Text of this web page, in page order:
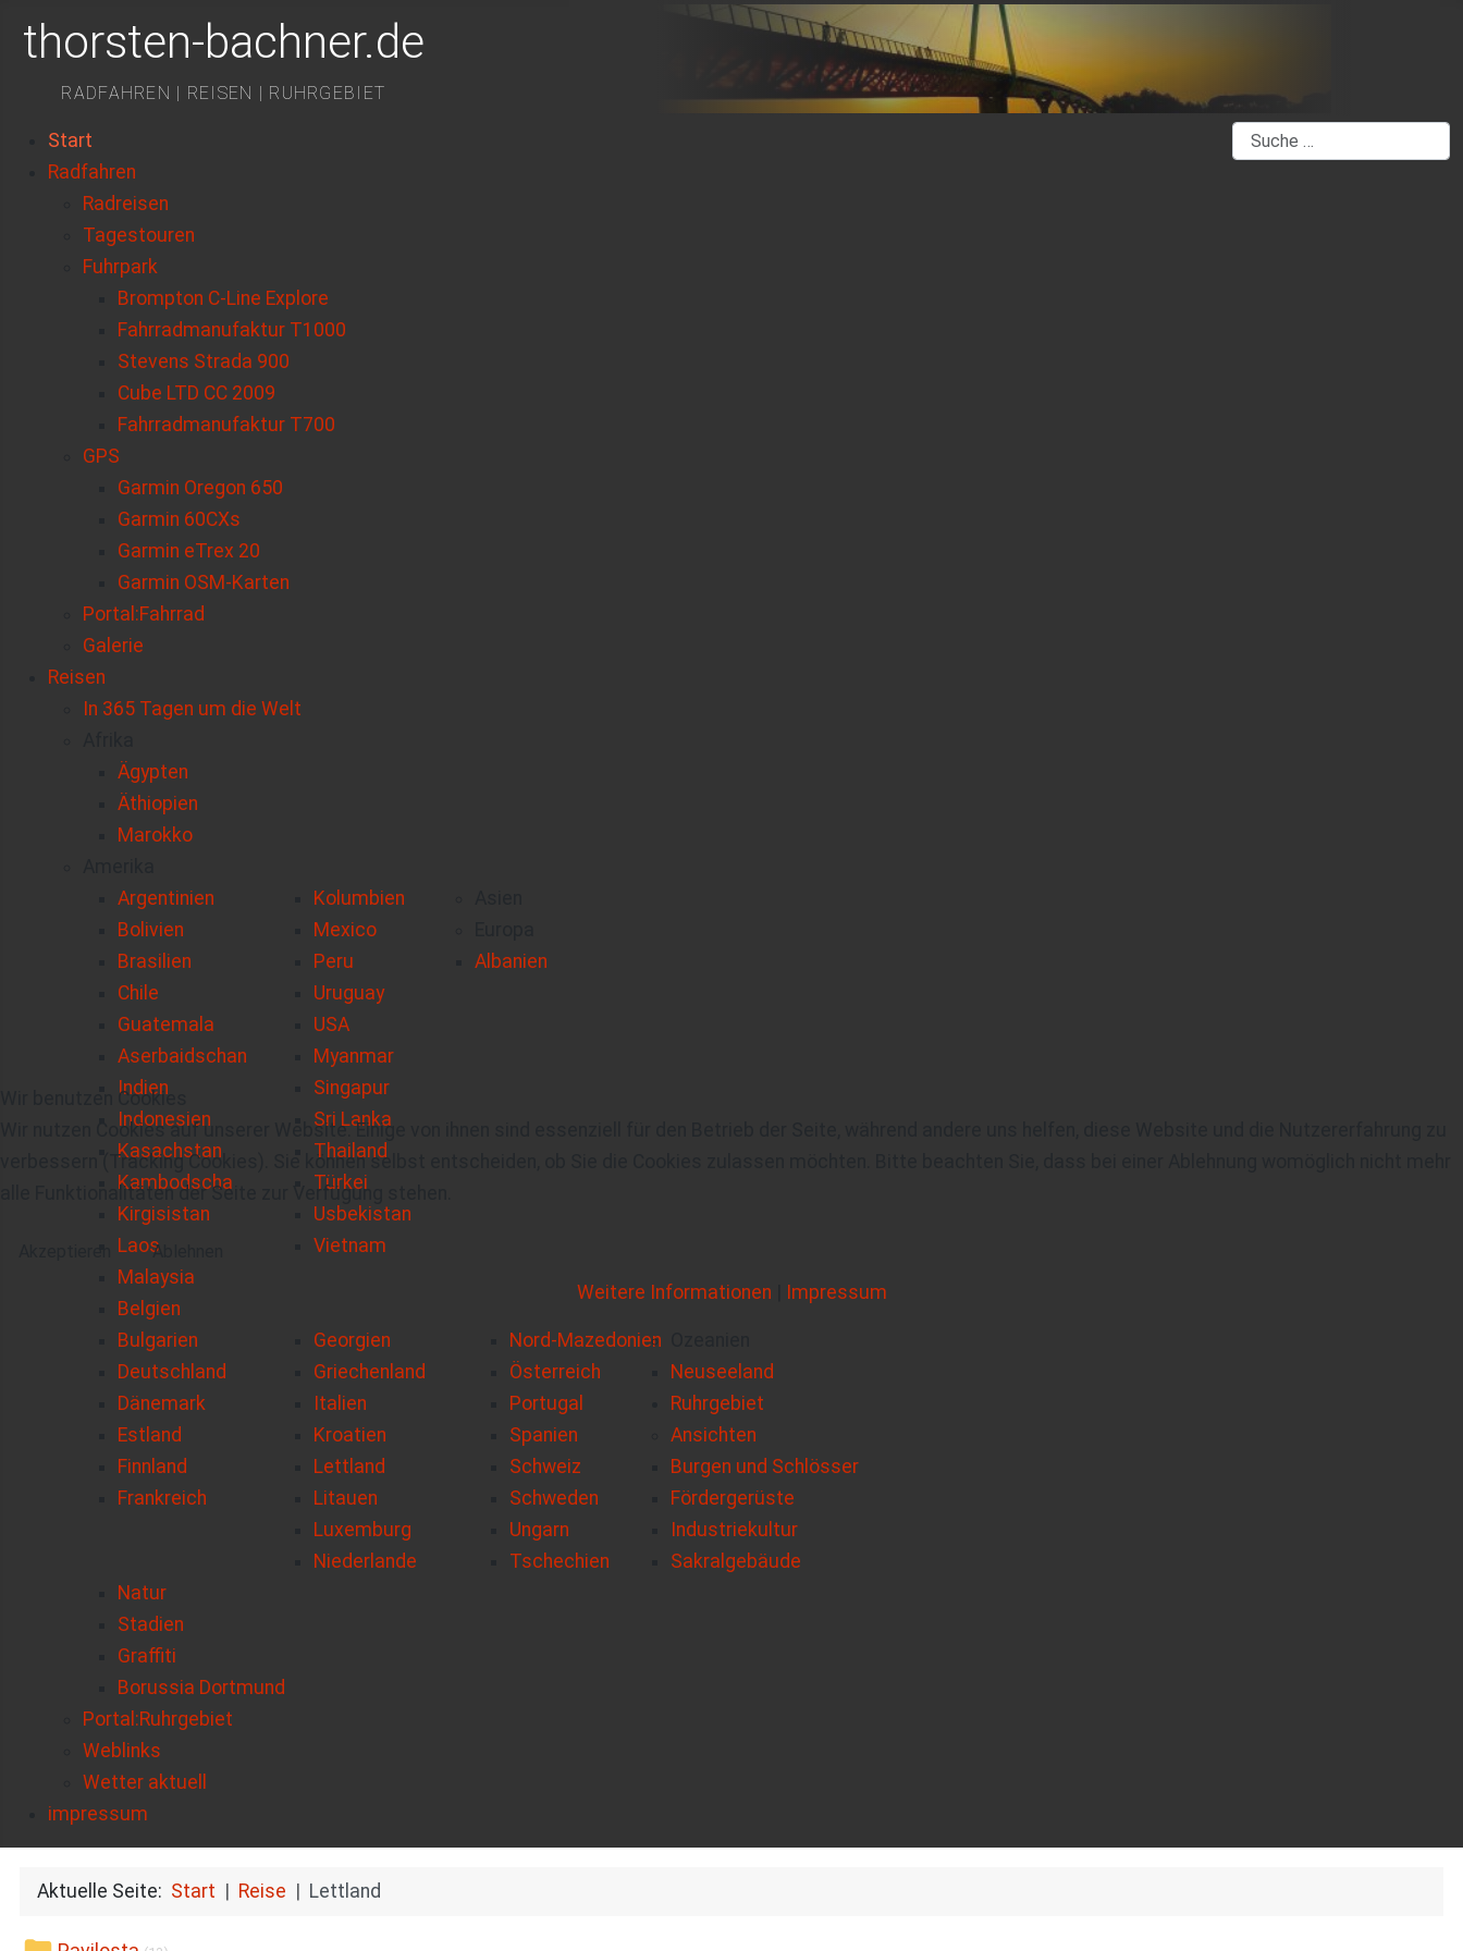
thorsten-bachner.de
RADFAHREN | REISEN | RUHRGEBIET
Start
Radfahren
Radreisen
Tagestouren
Fuhrpark
Brompton C-Line Explore
Fahrradmanufaktur T1000
Stevens Strada 900
Cube LTD CC 2009
Fahrradmanufaktur T700
GPS
Garmin Oregon 650
Garmin 60CXs
Garmin eTrex 20
Garmin OSM-Karten
Portal:Fahrrad
Galerie
Reisen
In 365 Tagen um die Welt
Ägypten
Äthiopien
Marokko
Argentinien
Bolivien
Brasilien
Chile
Guatemala
Kolumbien
Mexico
Peru
Uruguay
USA
Aserbaidschan
Indien
Indonesien
Kasachstan
Kambodscha
Kirgisistan
Laos
Malaysia
Myanmar
Singapur
Sri Lanka
Thailand
Türkei
Usbekistan
Vietnam
Albanien
Belgien
Bulgarien
Deutschland
Dänemark
Estland
Finnland
Frankreich
Georgien
Griechenland
Italien
Kroatien
Lettland
Litauen
Luxemburg
Niederlande
Nord-Mazedonien
Österreich
Portugal
Spanien
Schweiz
Schweden
Ungarn
Tschechien
Neuseeland
Ruhrgebiet
Ansichten
Burgen und Schlösser
Fördergerüste
Industriekultur
Sakralgebäude
Natur
Stadien
Graffiti
Borussia Dortmund
Portal:Ruhrgebiet
Weblinks
Wetter aktuell
impressum
Suchen
Aktuelle Seite: Start Reise Lettland
Wir benutzen Cookies
Wir nutzen Cookies auf unserer Website. Einige von ihnen sind essenziell für den Betrieb der Seite, während andere uns helfen, diese Website und die Nutzererfahrung zu
verbessern (Tracking Cookies). Sie können selbst entscheiden, ob Sie die Cookies zulassen möchten. Bitte beachten Sie, dass bei einer Ablehnung womöglich nicht mehr
alle Funktionalitäten der Seite zur Verfügung stehen.
Ablehnen
Weitere Informationen Impressum